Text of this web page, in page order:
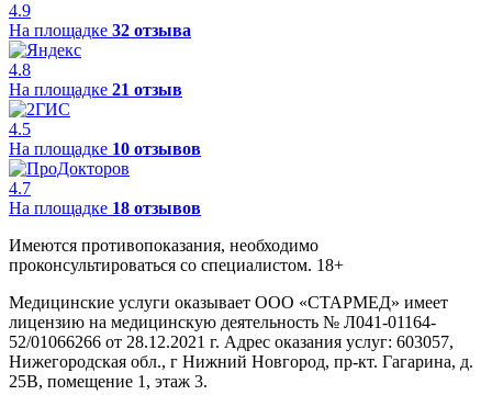
4.9
На площадке 32 отзыва
4.8
На площадке 21 отзыв
4.5
На площадке 10 отзывов
4.7
На площадке 18 отзывов
Имеются противопоказания, необходимо
проконсультироваться со специалистом. 18+
Медицинские услуги оказывает ООО «СТАРМЕД» имеет
лицензию на медицинскую деятельность № Л041-01164-
52/01066266 от 28.12.2021 г. Адрес оказания услуг: 603057,
Нижегородская обл., г Нижний Новгород, пр-кт. Гагарина, д.
25В, помещение 1, этаж 3.